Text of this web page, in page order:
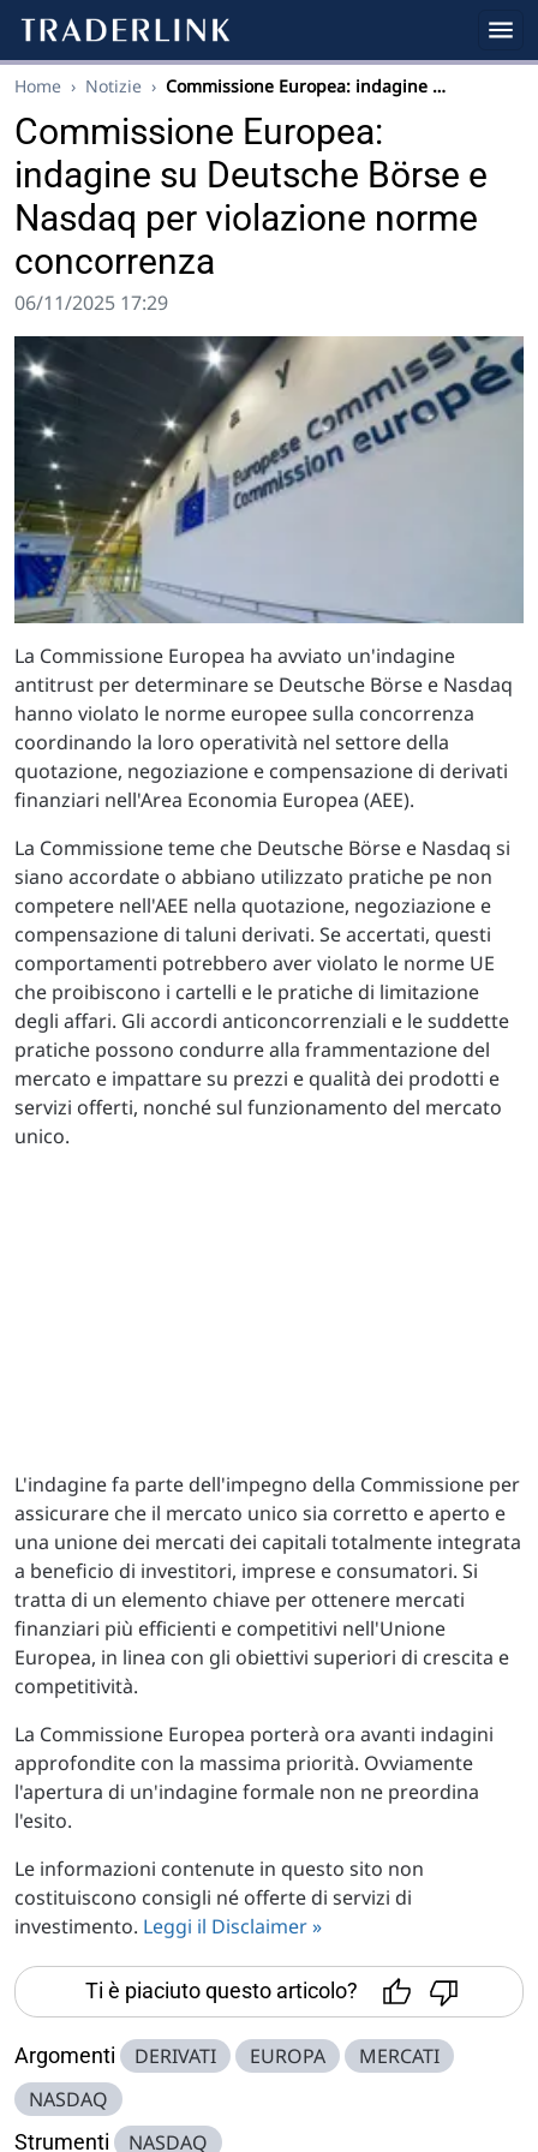
Home › Notizie › Commissione Europea: indagine …
Commissione Europea:
indagine su Deutsche Börse e
Nasdaq per violazione norme
concorrenza
06/11/2025 17:29
La Commissione Europea ha avviato un'indagine
antitrust per determinare se Deutsche Börse e Nasdaq
hanno violato le norme europee sulla concorrenza
coordinando la loro operatività nel settore della
quotazione, negoziazione e compensazione di derivati
finanziari nell'Area Economia Europea (AEE).
La Commissione teme che Deutsche Börse e Nasdaq si
siano accordate o abbiano utilizzato pratiche pe non
competere nell'AEE nella quotazione, negoziazione e
compensazione di taluni derivati. Se accertati, questi
comportamenti potrebbero aver violato le norme UE
che proibiscono i cartelli e le pratiche di limitazione
degli affari. Gli accordi anticoncorrenziali e le suddette
pratiche possono condurre alla frammentazione del
mercato e impattare su prezzi e qualità dei prodotti e
servizi offerti, nonché sul funzionamento del mercato
unico.
L'indagine fa parte dell'impegno della Commissione per
assicurare che il mercato unico sia corretto e aperto e
una unione dei mercati dei capitali totalmente integrata
a beneficio di investitori, imprese e consumatori. Si
tratta di un elemento chiave per ottenere mercati
finanziari più efficienti e competitivi nell'Unione
Europea, in linea con gli obiettivi superiori di crescita e
competitività.
La Commissione Europea porterà ora avanti indagini
approfondite con la massima priorità. Ovviamente
l'apertura di un'indagine formale non ne preordina
l'esito.
Le informazioni contenute in questo sito non
costituiscono consigli né offerte di servizi di
investimento. Leggi il Disclaimer »
Ti è piaciuto questo articolo?
Argomenti DERIVATI EUROPA
MERCATI
NASDAQ
Strumenti NASDAQ